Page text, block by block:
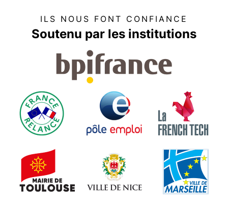
ILS NOUS FONT CONFIANCE
Soutenu par les institutions